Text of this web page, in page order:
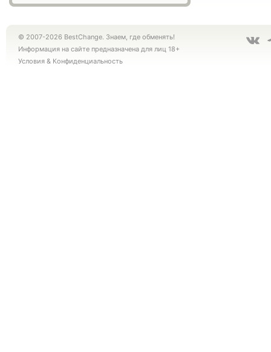
© 2007-2026 BestChange. Знаем, где обменять!
Информация на сайте предназначена для лиц 18+
Условия & Конфиденциальность